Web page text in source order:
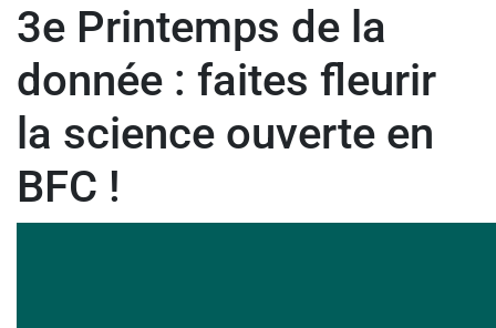
3e Printemps de la
donnée : faites fleurir
la science ouverte en
BFC !